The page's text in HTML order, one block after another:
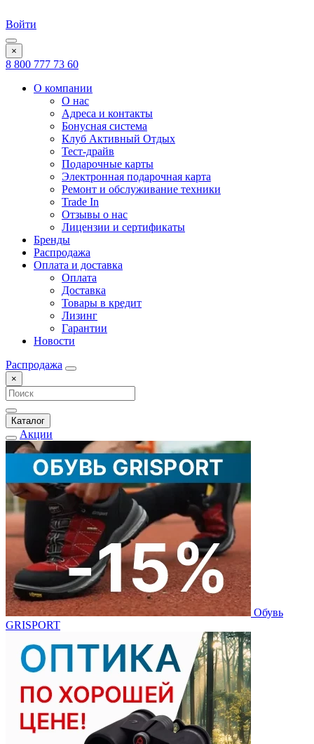
Войти
×
8 800 777 73 60
О компании
О нас
Адреса и контакты
Бонусная система
Клуб Активный Отдых
Тест-драйв
Подарочные карты
Электронная подарочная карта
Ремонт и обслуживание техники
Trade In
Отзывы о нас
Лицензии и сертификаты
Бренды
Распродажа
Оплата и доставка
Оплата
Доставка
Товары в кредит
Лизинг
Гарантии
Новости
Распродажа
×
Каталог
Акции
Обувь
GRISPORT